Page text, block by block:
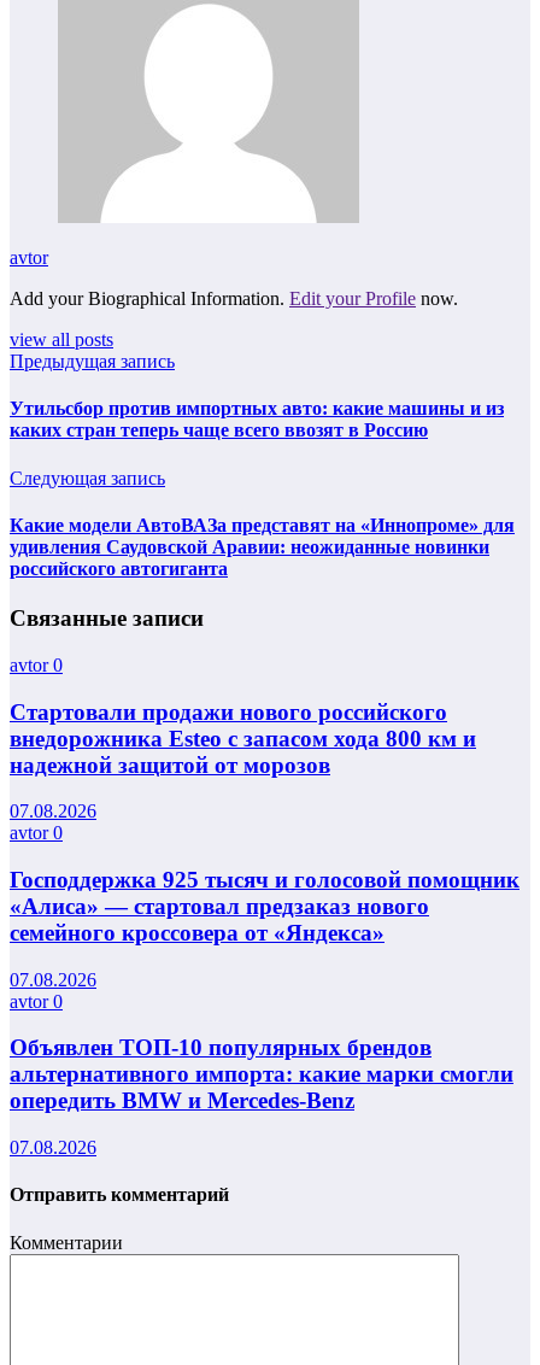
avtor
Add your Biographical Information. Edit your Profile now.
view all posts
Предыдущая запись
Утильсбор против импортных авто: какие машины и из
каких стран теперь чаще всего ввозят в Россию
Следующая запись
Какие модели АвтоВАЗа представят на «Иннопроме» для
удивления Саудовской Аравии: неожиданные новинки
российского автогиганта
Связанные записи
avtor0
Стартовали продажи нового российского
внедорожника Esteo с запасом хода 800 км и
надежной защитой от морозов
07.08.2026
avtor0
Господдержка 925 тысяч и голосовой помощник
«Алиса» — стартовал предзаказ нового
семейного кроссовера от «Яндекса»
07.08.2026
avtor0
Объявлен ТОП-10 популярных брендов
альтернативного импорта: какие марки смогли
опередить BMW и Mercedes-Benz
07.08.2026
Отправить комментарий
Комментарии